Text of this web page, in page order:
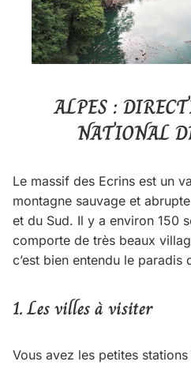
ALPES :
NATIONAL
Le massif des Ecrins est un
montagne sauvage et
et du Sud. Il y a environ 150
comporte de très beaux
c’est bien entendu le paradis
1.Les villes à visiter
Vous avez les petites